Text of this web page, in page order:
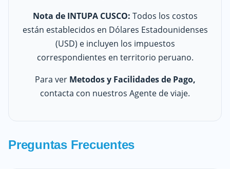
Nota de INTUPA CUSCO: Todos los costos
están establecidos en Dólares Estadounidenses
(USD) e incluyen los impuestos
correspondientes en territorio peruano.
Para ver Metodos y Facilidades de Pago,
contacta con nuestros Agente de viaje.
Preguntas Frecuentes